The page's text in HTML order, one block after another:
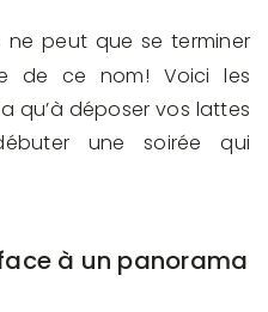
ne peut que se terminer
de ce nom! Voici les
qu’à déposer vos lattes
une soirée qui
à un panorama